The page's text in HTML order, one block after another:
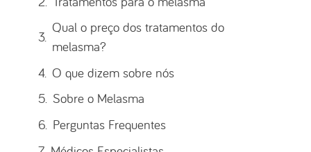
Informações Práticas
Tratamentos Recomendados
Médicos Especialistas